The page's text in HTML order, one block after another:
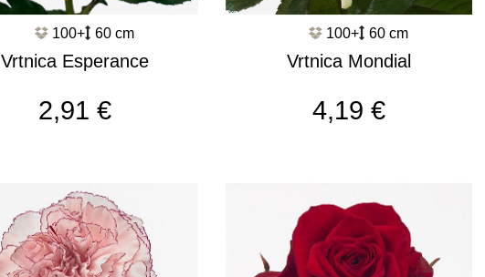
100+ 60 cm
Vrtnica Esperance
2,91 €
100+ 60 cm
Vrtnica Mondial
4,19 €